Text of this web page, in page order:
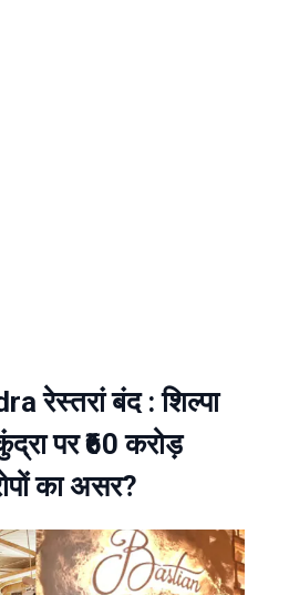
रेस्तरां बंद : शिल्पा
पर ₹60 करोड़
का असर?